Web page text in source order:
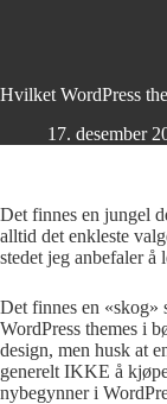
Hvilket WordPress
17. desember
Det finnes en jungel
alltid det enkleste
stedet jeg anbefaler å
Det finnes en «skog»
WordPress themes i
design, men husk at
generelt IKKE å
nybegynner i